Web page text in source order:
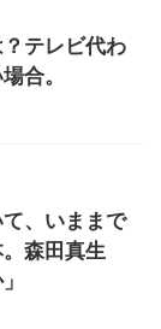
テレビ代わ
合。
、いままで
森田真生